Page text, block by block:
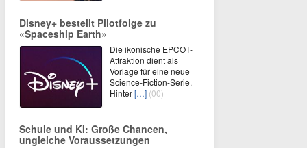
Disney+ bestellt Pilotfolge zu
«Spaceship Earth»
Die ikonische EPCOT-
Attraktion dient als
Vorlage für eine neue
Science-Fiction-Serie.
Hinter[…] (00)
Schule und KI: Große Chancen,
ungleiche Voraussetzungen